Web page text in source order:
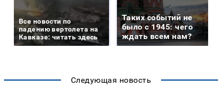
Все новости по
падению вертолета на
Кавказе: читать здесь
Таких событий не
было с 1945: чего
ждать всем нам?
Следующая новость